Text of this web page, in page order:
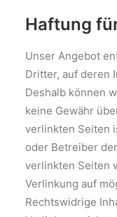
Haftung
Unser Angebot
Dritter, auf deren
Deshalb können
keine Gewähr
verlinkten Seiten
oder Betreiber
verlinkten Seiten
Verlinkung auf
Rechtswidrige